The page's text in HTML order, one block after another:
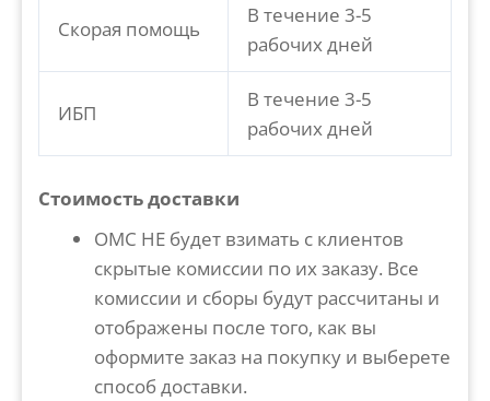
Скорая помощь
В течение 3-5
рабочих дней
ИБП
В течение 3-5
рабочих дней
Стоимость доставки
OMC НЕ будет взимать с клиентов
скрытые комиссии по их заказу. Все
комиссии и сборы будут рассчитаны и
отображены после того, как вы
оформите заказ на покупку и выберете
способ доставки.